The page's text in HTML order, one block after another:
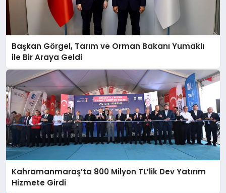
Başkan Görgel, Tarım ve Orman Bakanı Yumaklı
ile Bir Araya Geldi
Kahramanmaraş’ta 800 Milyon TL’lik Dev Yatırım
Hizmete Girdi